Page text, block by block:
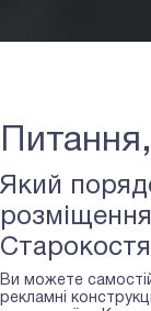
Який
Ви можете
рекламні